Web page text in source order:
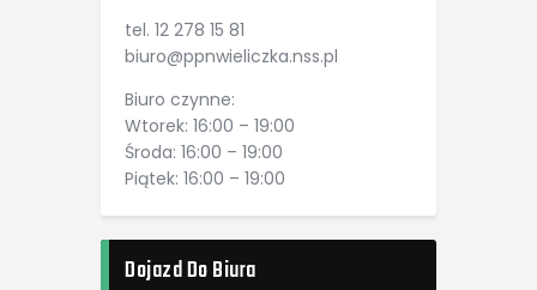
tel. 12 278 15 81
biuro@ppnwieliczka.nss.pl
Biuro czynne:
Wtorek: 16:00 – 19:00
Środa: 16:00 – 19:00
Piątek: 16:00 – 19:00
Dojazd Do Biura